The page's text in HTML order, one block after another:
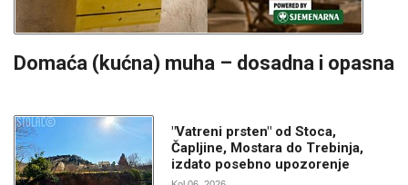
Domaća (kućna) muha – dosadna i opasna
"Vatreni prsten" od Stoca,
Čapljine, Mostara do Trebinja,
izdato posebno upozorenje